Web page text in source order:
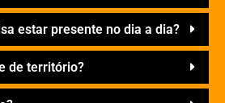
estar presente no dia a dia?
de território?